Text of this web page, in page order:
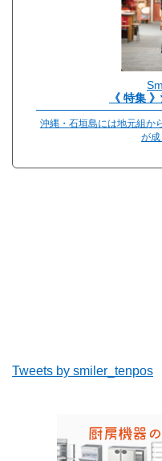
《 特集
沖縄・石垣島には地元組か
が
Tweets by smiler_tenpos